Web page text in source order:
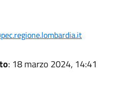
: 18 marzo 2024, 14:41